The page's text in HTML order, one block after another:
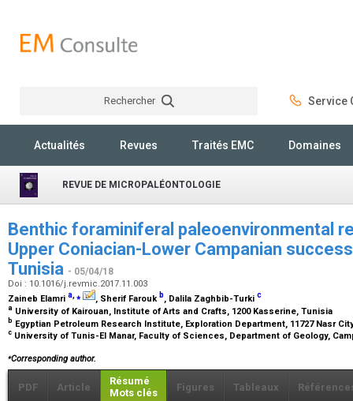
Rechercher Service
Actualités Revues Traités EMC Domaines
REVUE DE MICROPALÉONTOLOGIE
Benthic foraminiferal paleoenvironmental
Upper Coniacian-Lower Campanian
Tunisia - 05/04/18
Doi : 10.1016/j.revmic.2017.11.003
Zaineb Elamri a,⁎ , Sherif Farouk b, Dalila Zaghbib-Turki c
a University of Kairouan, Institute of Arts and Crafts, 1200 Kasserine, Tunisia
b Egyptian Petroleum Research Institute, Exploration Department, 11727 Nasr
c University of Tunis-El Manar, Faculty of Sciences, Department of Geology,
⁎Corresponding author.
PDF Article
Résumé
Mots clés
Figures Tableaux